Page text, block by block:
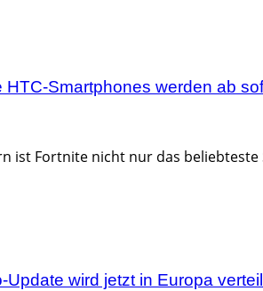
HTC-Smartphones werden ab
ist Fortnite nicht nur das
Update wird jetzt in Europa